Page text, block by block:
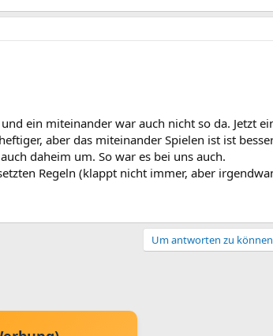
ein miteinander war auch nicht so da. Jetzt
aber das miteinander Spielen ist ist
daheim um. So war es bei uns auch.
Regeln (klappt nicht immer, aber
Um antworten zu